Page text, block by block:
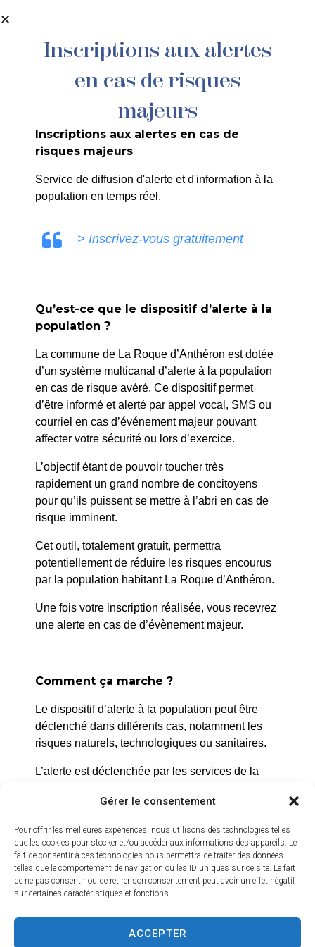
Gérer le consentement
Pour offrir les meilleures expériences, nous utilisons des technologies telles
que les cookies pour stocker et/ou accéder aux informations des appareils. Le
fait de consentir à ces technologies nous permettra de traiter des données
telles que le comportement de navigation ou les ID uniques sur ce site. Le fait
de ne pas consentir ou de retirer son consentement peut avoir un effet négatif
sur certaines caractéristiques et fonctions.
ACCEPTER
principal
059/2024 : GRDF – Rue Jean Moulin –
Raccordement Gaz
ULE0V
PRÉCÉDENT
d’occupation du domaine public – Terrasse et
panneau d’information
060/2024 : ROUX TP – Parc des Adrechs – Réseau
La Roque d’Anthéron
2 avenue de l’Europe Unie,
04 42 95 70 70
Nous contacter
Horaires d'ouverture
Du lundi au jeudi :
de 8h30 à 11h30 et de 14h à 16h
Le vendredi :
Inscriptions aux alertes
en cas de risques
majeurs
Inscriptions aux alertes en cas de
risques majeurs
Service de diffusion d'alerte et d'information à la
population en temps réel.
> Inscrivez-vous gratuitement
Qu’est-ce que le dispositif d’alerte à la
population ?
La commune de La Roque d’Anthéron est dotée
d’un système multicanal d’alerte à la population
en cas de risque avéré. Ce dispositif permet
d’être informé et alerté par appel vocal, SMS ou
courriel en cas d’événement majeur pouvant
affecter votre sécurité ou lors d’exercice.
L’objectif étant de pouvoir toucher très
rapidement un grand nombre de concitoyens
pour qu’ils puissent se mettre à l’abri en cas de
risque imminent.
Cet outil, totalement gratuit, permettra
potentiellement de réduire les risques encourus
par la population habitant La Roque d’Anthéron.
Une fois votre inscription réalisée, vous recevrez
une alerte en cas de d’évènement majeur.
Comment ça marche ?
Le dispositif d’alerte à la population peut être
déclenché dans différents cas, notamment les
risques naturels, technologiques ou sanitaires.
L’alerte est déclenchée par les services de la
l’étendue du risque.
Prenez quelques minutes pour vous inscrire et
bénéficier gratuitement de ce service d’alerte :
https://inscription.cedralis.com/
Comment sont utilisées les données